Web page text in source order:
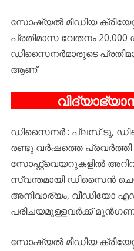
സോഷ്യൽ മീഡിയ
പ്രതിമാസ വേതനം
ഡിസൈനർമാരുടെ
ആണ്.
ഡിസൈനർ : പ്ലസ് ടു,
രണ്ടു വർഷത്തെ
സോഫ്റ്റ്‌വെയറുകളിൽ
സ്വന്തമായി ഡിസൈൻ
അനിവാര്യം, വീഡിയോ
പരിചയമുള്ളവർക്ക്
സോഷ്യൽ മീഡിയ